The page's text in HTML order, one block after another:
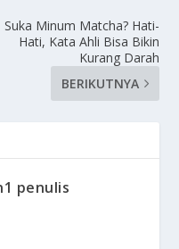
Suka Minum Matcha? Hati-
Hati, Kata Ahli Bisa Bikin
Kurang Darah
BERIKUTNYA
penulis